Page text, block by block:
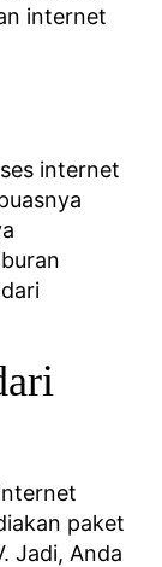
internet
internet
paket
Jadi, Anda